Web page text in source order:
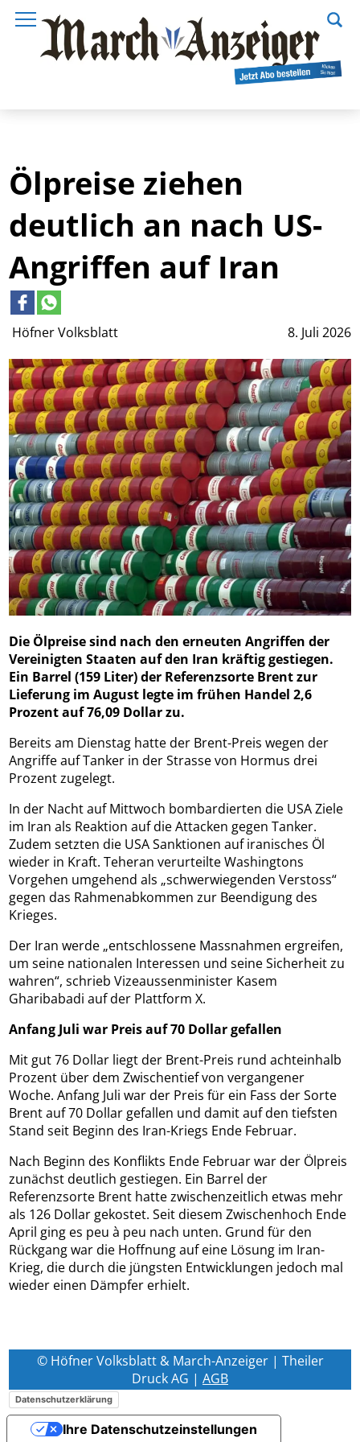
Höfner Volksblatt 8. Juli 2026
Ölpreise ziehen
deutlich an nach US-
Angriffen auf Iran
Die Ölpreise sind nach den erneuten Angriffen der
Vereinigten Staaten auf den Iran kräftig gestiegen.
Ein Barrel (159 Liter) der Referenzsorte Brent zur
Lieferung im August legte im frühen Handel 2,6
Prozent auf 76,09 Dollar zu.
Bereits am Dienstag hatte der Brent-Preis wegen der
Angriffe auf Tanker in der Strasse von Hormus drei
Prozent zugelegt.
In der Nacht auf Mittwoch bombardierten die USA Ziele
im Iran als Reaktion auf die Attacken gegen Tanker.
Zudem setzten die USA Sanktionen auf iranisches Öl
wieder in Kraft. Teheran verurteilte Washingtons
Vorgehen umgehend als „schwerwiegenden Verstoss“
gegen das Rahmenabkommen zur Beendigung des
Krieges.
Der Iran werde „entschlossene Massnahmen ergreifen,
um seine nationalen Interessen und seine Sicherheit zu
wahren“, schrieb Vizeaussenminister Kasem
Gharibabadi auf der Plattform X.
Anfang Juli war Preis auf 70 Dollar gefallen
Mit gut 76 Dollar liegt der Brent-Preis rund achteinhalb
Prozent über dem Zwischentief von vergangener
Woche. Anfang Juli war der Preis für ein Fass der Sorte
Brent auf 70 Dollar gefallen und damit auf den tiefsten
Stand seit Beginn des Iran-Kriegs Ende Februar.
Nach Beginn des Konflikts Ende Februar war der Ölpreis
zunächst deutlich gestiegen. Ein Barrel der
Referenzsorte Brent hatte zwischenzeitlich etwas mehr
als 126 Dollar gekostet. Seit diesem Zwischenhoch Ende
April ging es peu à peu nach unten. Grund für den
Rückgang war die Hoffnung auf eine Lösung im Iran-
Krieg, die durch die jüngsten Entwicklungen jedoch mal
wieder einen Dämpfer erhielt.
© Höfner Volksblatt & March-Anzeiger | Theiler
Druck AG | AGB
Datenschutzerklärung
Ihre Datenschutzeinstellungen